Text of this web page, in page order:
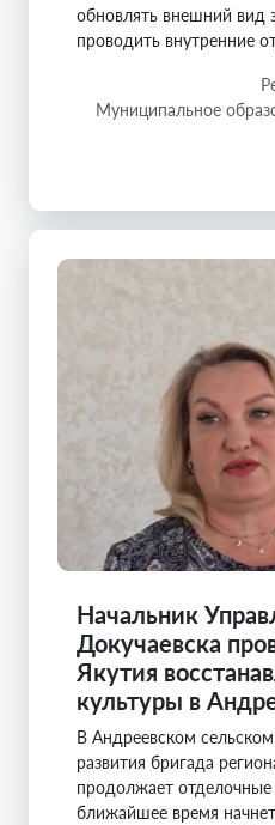
обновлять внешний вид
проводить внутренние
Муниципальное
Начальник
Докучаевска
Якутия
культуры в
В Андреевском
развития бригада
продолжает
ближайшее время